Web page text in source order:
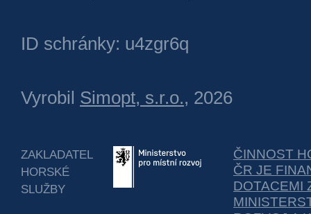
ID schránky: u4zgr6q
Vyrobil Simopt, s.r.o., 2026
ZAKLADATEL
HORSKÉ
SLUŽBY
ČINNOST
ČR JE
DOTACEMI